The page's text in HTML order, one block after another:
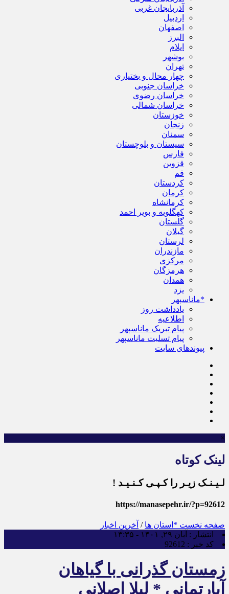
آذربایجان غربی
اردبیل
اصفهان
البرز
ایلام
بوشهر
تهران
چهار محال و بختیاری
خراسان جنوبی
خراسان رضوی
خراسان شمالی
خوزستان
زنجان
سمنان
سیستان و بلوچستان
فارس
قزوین
قم
کردستان
کرمان
کرمانشاه
کهگلویه و بویر احمد
گلستان
گیلان
لرستان
مازندران
مرکزی
هرمزگان
همدان
یزد
*ماناسپهر
یادداشت روز
اطلاعیه
پیام تبریک ماناسپهر
پیام تسلیت ماناسپهر
پیوندهای سایت
×
لینک کوتاه
لـیـنـک زیـر را کـپـی کـنـیـد !
https://manasepehr.ir/?p=92612
صفحه نخست *استان ها / آخرین اخبار
انتشار : آبان ۲۹, ۱۴۰۱ - ۱۳:۳۵
کد خبر : 92612
زمستان گذرانی با گیاهان
آپارتمانی * لیلا اصلانی